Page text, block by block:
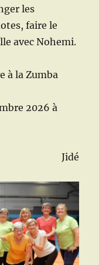
les
faire le
avec Nohemi.
à la Zumba
2026 à
Jidé